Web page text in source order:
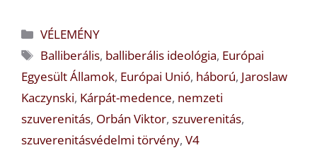
Kategória
VÉLEMÉNY
Címkék
Balliberális, balliberális ideológia, Európai
Egyesült Államok, Európai Unió, háború, Jaroslaw
Kaczynski, Kárpát-medence, nemzeti
szuverenitás, Orbán Viktor, szuverenitás,
szuverenitásvédelmi törvény, V4